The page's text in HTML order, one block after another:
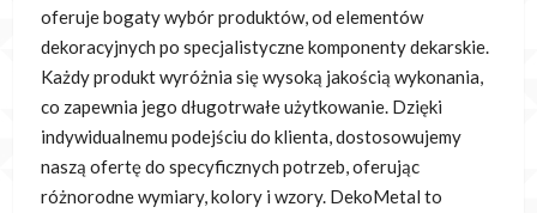
oferuje bogatywybór produktów, od elementów
dekoracyjnych po specjalistyczne komponenty dekarskie.
Każdy produkt wyróżnia się wysoką jakością wykonania,
co zapewnia jego długotrwałe użytkowanie. Dzięki
indywidualnemu podejściu do klienta, dostosowujemy
naszą ofertę do specyficznych potrzeb, oferując
różnorodne wymiary, kolory i wzory. DekoMetal to